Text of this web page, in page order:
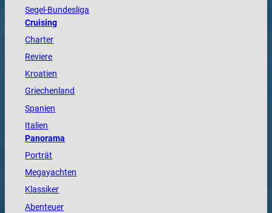
Segel-Bundesliga
Cruising
Charter
Reviere
Kroatien
Griechenland
Spanien
Italien
Panorama
Porträt
Megayachten
Klassiker
Abenteuer